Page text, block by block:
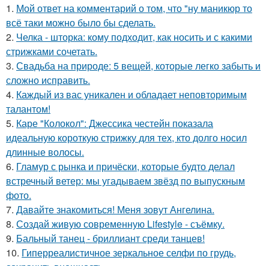
1. Мой ответ на комментарий о том, что "ну маникюр то
всё таки можно было бы сделать.
2. Челка - шторка: кому подходит, как носить и с какими
стрижками сочетать.
3. Свадьба на природе: 5 вещей, которые легко забыть и
сложно исправить.
4. Каждый из вас уникален и обладает неповторимым
талантом!
5. Каре "Колокол": Джессика честейн показала
идеальную короткую стрижку для тех, кто долго носил
длинные волосы.
6. Гламур с рынка и причёски, которые будто делал
встречный ветер: мы угадываем звёзд по выпускным
фото.
7. Давайте знакомиться! Меня зовут Ангелина.
8. Создай живую современную Lifestyle - съёмку.
9. Бальный танец - бриллиант среди танцев!
10. Гиперреалистичное зеркальное селфи по грудь,